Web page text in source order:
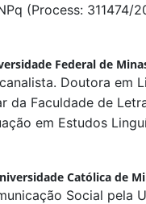
(Process: 311474/
Federal de
Doutora em
da Faculdade de
em Estudos
Católica de
Social pela